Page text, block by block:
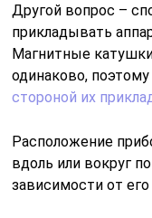
Другой вопрос –
прикладывать
Магнитные
одинаково,
стороной их
Расположение
вдоль или вокруг
зависимости от